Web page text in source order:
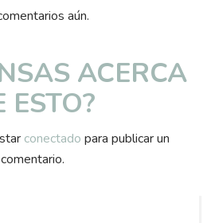
aún.
ACERCA
ESTO?
conectado para publicar un
comentario.